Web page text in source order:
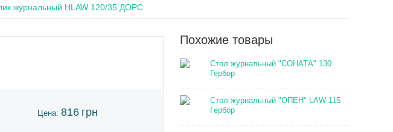
журнальный HLAW 120/35 ДОРС
Цена: 816 грн
Похожие товары
Стол журнальный "СОНАТА" 130
Гербор
Стол журнальный "ОПЕН" LAW 115
Гербор